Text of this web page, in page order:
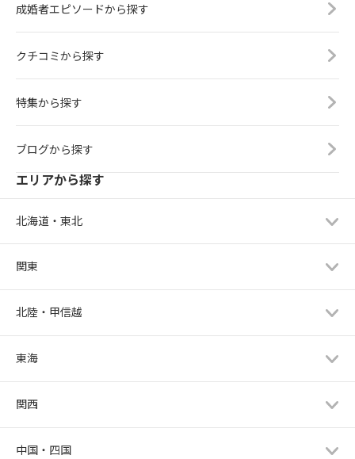
成婚者エピソードから探す
クチコミから探す
特集から探す
ブログから探す
エリアから探す
北海道・東北
関東
北陸・甲信越
東海
関西
中国・四国